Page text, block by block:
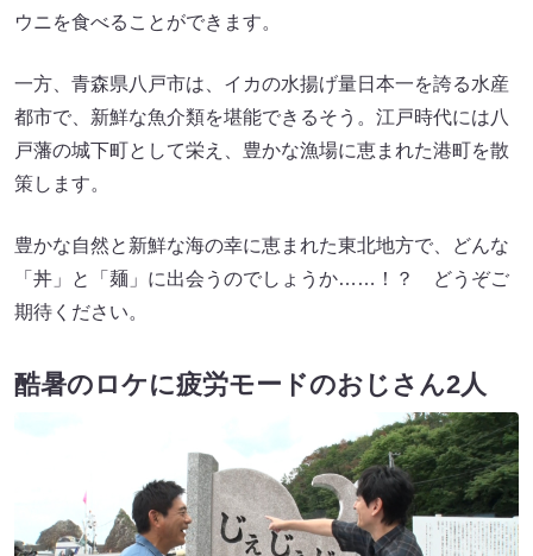
ウニを食べることができます。
一方、青森県八戸市は、イカの水揚げ量日本一を誇る水産
都市で、新鮮な魚介類を堪能できるそう。江戸時代には八
戸藩の城下町として栄え、豊かな漁場に恵まれた港町を散
策します。
豊かな自然と新鮮な海の幸に恵まれた東北地方で、どんな
「丼」と「麺」に出会うのでしょうか……！？ どうぞご
期待ください。
酷暑のロケに疲労モードのおじさん2人